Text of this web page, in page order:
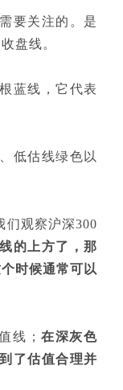
要关注的。是
盘线。
蓝线，它代表
低估线绿色以
们观察沪深300
的上方了，那
时候通常可以
线； 在深灰色
了估值合理并